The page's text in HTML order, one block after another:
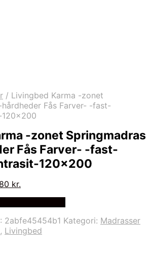
/ Livingbed Karma -zonet
Fås Farver- -fast-
-zonet Springmadras
Fås Farver- -fast-
120×200
kr..
kr.
3.385,80 kr..
2abfe45454b1 Kategori: Madrasser
, Livingbed